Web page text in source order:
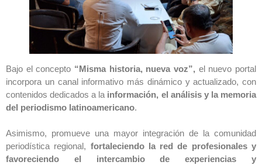
Bajo el concepto “Misma historia, nueva voz”, el nuevo portal
incorpora un canal informativo más dinámico y actualizado, con
contenidos dedicados a la información, el análisis y la memoria
del periodismo latinoamericano.
Asimismo, promueve una mayor integración de la comunidad
periodística regional, fortaleciendo la red de profesionales y
favoreciendo el intercambio de experiencias y